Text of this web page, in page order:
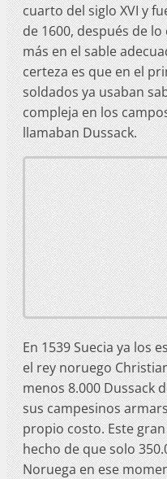
cuarto del siglo XVI y
de 1600, después de
más en el sable
certeza es que en el
soldados ya usaban
compleja en los
llamaban Dussack.
En 1539 Suecia ya los
el rey noruego
menos 8.000 Dussack
sus campesinos
propio costo. Este
hecho de que solo
Noruega en ese